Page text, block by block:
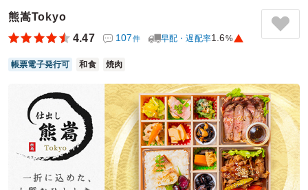
い年齢層のスタッフ全員から「美味しかった！」の声が出ま
した。
配送料が無料になる金額も他の候補にしていたお店より低か
ったので、無事に無料にしていただけたのも助かりました。
ご利用シーン： 懇親会 ›納会
参加者の年齢： 40代～50代 男女比：女性多め
千葉県松戸市常盤平
2026/07/31
洋食Daysの口コミをもっと見る
熊嵩Tokyo
4.47
107件 早配・遅配率1.6%
帳票電子発行可 和食 焼肉